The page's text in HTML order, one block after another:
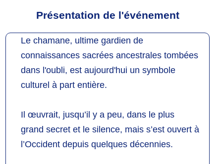
Présentation de l'événement
Le chamane, ultime gardien de
connaissances sacrées ancestrales tombées
dans l'oubli, est aujourd'hui un symbole
culturel à part entière.
Il œuvrait, jusqu’il y a peu, dans le plus
grand secret et le silence, mais s’est ouvert à
l’Occident depuis quelques décennies.